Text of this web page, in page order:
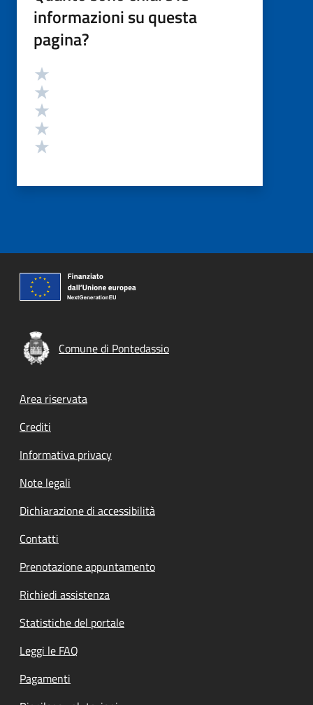
informazioni su questa
pagina?
Valutazione
Comune di Pontedassio
Footer menu
Area riservata
Crediti
Informativa privacy
Note legali
Dichiarazione di accessibilità
Contatti
Prenotazione appuntamento
Richiedi assistenza
Statistiche del portale
Leggi le FAQ
Pagamenti